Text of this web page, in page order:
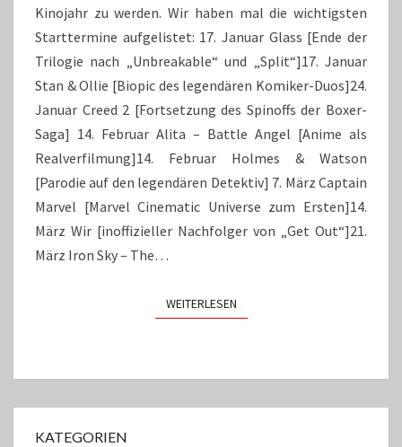
Kinojahr zu werden. Wir haben mal die wichtigsten
Starttermine aufgelistet: 17. Januar Glass [Ende der
Trilogie nach „Unbreakable“ und „Split“]17. Januar
Stan & Ollie [Biopic des legendären Komiker-Duos]24.
Januar Creed 2 [Fortsetzung des Spinoffs der Boxer-
Saga] 14. Februar Alita – Battle Angel [Anime als
Realverfilmung]14. Februar Holmes & Watson
[Parodie auf den legendären Detektiv] 7. März Captain
Marvel [Marvel Cinematic Universe zum Ersten]14.
März Wir [inoffizieller Nachfolger von „Get Out“]21.
März Iron Sky – The…
WEITERLESENWEITERLESEN
KATEGORIEN